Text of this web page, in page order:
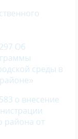
Об
среды в
о внесение
района от